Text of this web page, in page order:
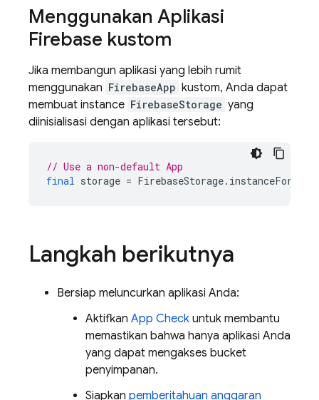
Menggunakan Aplikasi
Firebase kustom
Jika membangun aplikasi yang lebih rumit
menggunakan FirebaseApp kustom, Anda dapat
membuat instance FirebaseStorage yang
diinisialisasi dengan aplikasi tersebut:
// Use a non-default App
final storage = FirebaseStorage. instanceFor
Langkah berikutnya
Bersiap meluncurkan aplikasi Anda:
Aktifkan App Check untuk membantu
memastikan bahwa hanya aplikasi Anda
yang dapat mengakses bucket
penyimpanan.
Siapkan pemberitahuan anggaran